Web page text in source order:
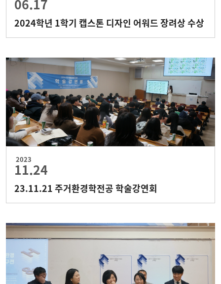
06.17
2024학년 1학기 캡스톤 디자인 어워드 장려상 수상
2023
11.24
23.11.21 주거환경학전공 학술강연회